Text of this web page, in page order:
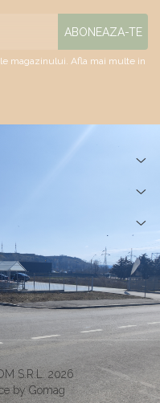
magazinului. Afla mai multe in
S.R.L. 2026
by Gomag